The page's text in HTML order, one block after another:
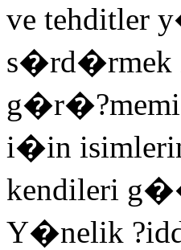
ve tehditler
s�rd�rmek
i�in
kendileri
Y�nelik